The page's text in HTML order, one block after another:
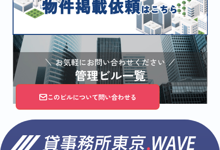
このビルについて問い合わせる